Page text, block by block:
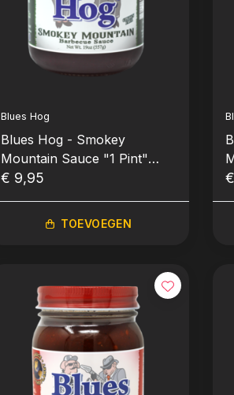
Blues Hog
Blues Hog - Smokey
Mountain Sauce "1 Pint"
(562ml-19oz)
€ 9,95
TOEVOEGEN